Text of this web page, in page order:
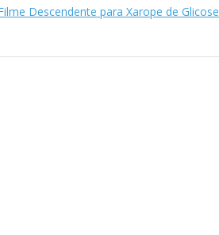
Descendente para Xarope de Glicose